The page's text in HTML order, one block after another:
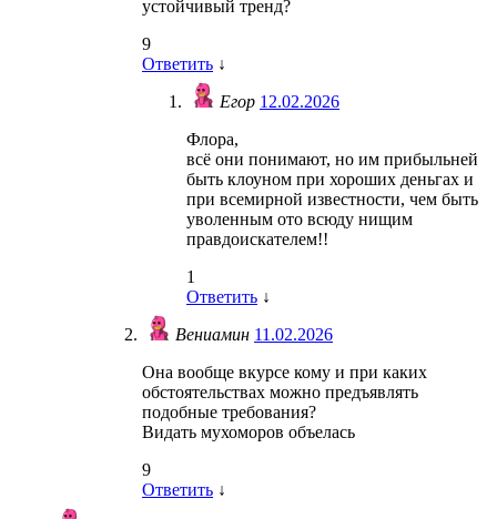
устойчивый тренд?
9
Ответить ↓
Егор 12.02.2026
Флора,
всё они понимают, но им прибыльней
быть клоуном при хороших деньгах и
при всемирной известности, чем быть
уволенным ото всюду нищим
правдоискателем!!
1
Ответить ↓
Вениамин 11.02.2026
Она вообще вкурсе кому и при каких
обстоятельствах можно предъявлять
подобные требования?
Видать мухоморов объелась
9
Ответить ↓